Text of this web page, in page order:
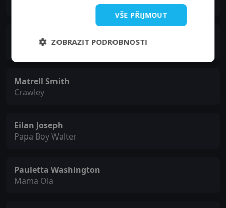
Isaiah Gunn
Young Boy Willie
Matrell Smith
Crawley
Eilan Joseph
Papa Boy Walter
Pauletta Washington
Mama Ola
VŠE PŘIJMOUT
ZOBRAZIT PODROBNOSTI